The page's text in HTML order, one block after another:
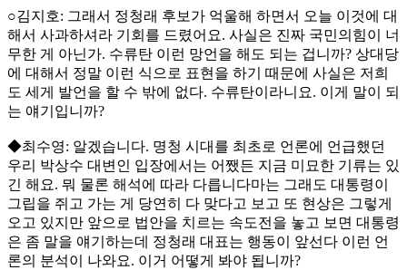
○김지호: 그래서 정청래 후보가 억울해 하면서 오늘 이것에 대
해서 사과하셔라 기회를 드렸어요. 사실은 진짜 국민의힘이 너
무한 게 아닌가. 수류탄 이런 망언을 해도 되는 겁니까? 상대당
에 대해서 정말 이런 식으로 표현을 하기 때문에 사실은 저희
도 세게 발언을 할 수 밖에 없다. 수류탄이라니요. 이게 말이 되
는 얘기입니까?
◆최수영: 알겠습니다. 명청 시대를 최초로 언론에 언급했던
우리 박상수 대변인 입장에서는 어쨌든 지금 미묘한 기류는 있
긴 해요. 뭐 물론 해석에 따라 다릅니다마는 그래도 대통령이
그립을 쥐고 가는 게 당연히 다 맞다고 보고 또 현상은 그렇게
오고 있지만 앞으로 법안을 치르는 속도전을 놓고 보면 대통령
은 좀 말을 얘기하는데 정청래 대표는 행동이 앞선다 이런 언
론의 분석이 나와요. 이거 어떻게 봐야 됩니까?